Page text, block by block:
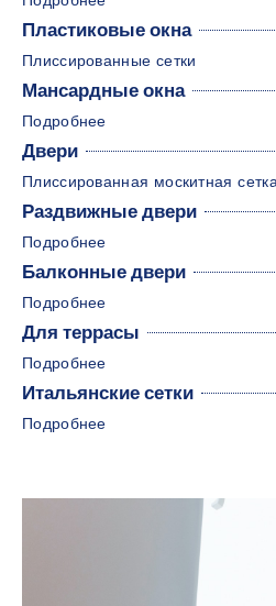
Пластиковые окна
Плиссированные сетки
Мансардные окна
Подробнее
Двери
Плиссированная москитная
Раздвижные двери
Подробнее
Балконные двери
Подробнее
Для террасы
Подробнее
Итальянские сетки
Подробнее